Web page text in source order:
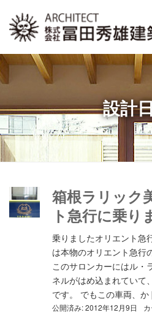
設計
箱根ラリック
ト急行に乗り
乗りましたオリエント急
は本物のオリエント急行
このサロンカーにはル・
ネルがはめ込まれていて
です。 でもこの車両、
公開済み: 2012年12月9日